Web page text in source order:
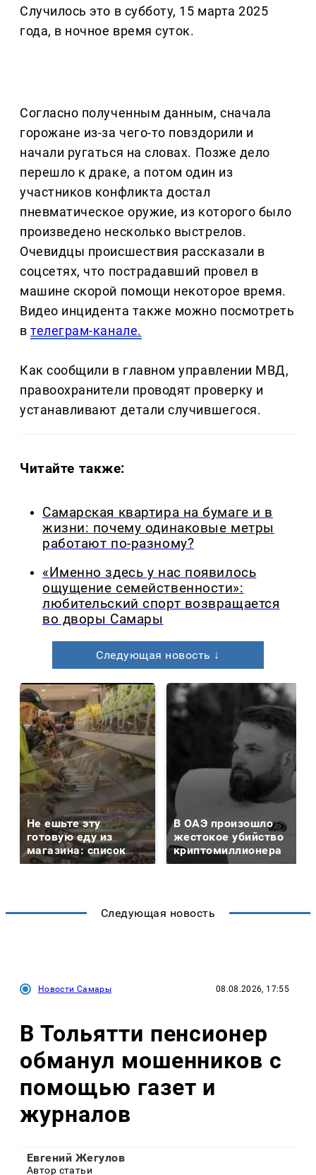
Случилось это в субботу, 15 марта 2025
года, в ночное время суток.
Согласно полученным данным, сначала
горожане из-за чего-то повздорили и
начали ругаться на словах. Позже дело
перешло к драке, а потом один из
участников конфликта достал
пневматическое оружие, из которого было
произведено несколько выстрелов.
Очевидцы происшествия рассказали в
соцсетях, что пострадавший провел в
машине скорой помощи некоторое время.
Видео инцидента также можно посмотреть
втелеграм-канале.
Как сообщили в главном управлении МВД,
правоохранители проводят проверку и
устанавливают детали случившегося.
Читайте также:
Самарская квартира на бумаге и в
жизни: почему одинаковые метры
работают по-разному?
«Именно здесь у нас появилось
ощущение семейственности»:
любительский спорт возвращается
во дворы Самары
Следующая новость ↓
Не ешьте эту
готовую еду из
магазина: список
В ОАЭ произошло
жестокое убийство
криптомиллионера
Следующая новость
Новости Самары 08.08.2026, 17:55
В Тольятти пенсионер
обманул мошенников с
помощью газет и
журналов
Евгений Жегулов
Автор статьи